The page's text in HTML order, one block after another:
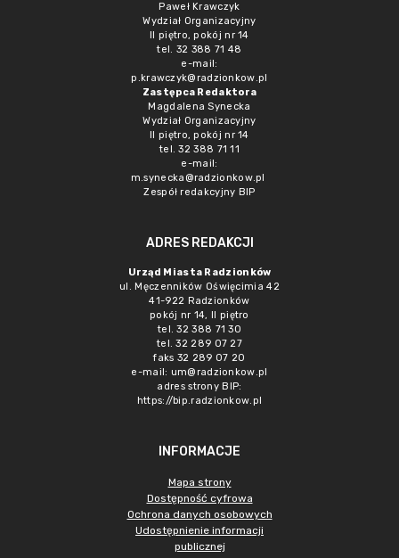
Paweł Krawczyk
Wydział Organizacyjny
II piętro, pokój nr 14
tel. 32 388 71 48
e-mail:
p.krawczyk@radzionkow.pl
Zastępca Redaktora
Magdalena Synecka
Wydział Organizacyjny
II piętro, pokój nr 14
tel. 32 388 71 11
e-mail:
m.synecka@radzionkow.pl
Zespół redakcyjny BIP
ADRES REDAKCJI
Urząd Miasta Radzionków
ul. Męczenników Oświęcimia 42
41-922 Radzionków
pokój nr 14, II piętro
tel. 32 388 71 30
tel. 32 289 07 27
faks 32 289 07 20
e-mail: um@radzionkow.pl
adres strony BIP:
https://bip.radzionkow.pl
INFORMACJE
Mapa strony
Dostępność cyfrowa
Ochrona danych osobowych
Udostępnienie informacji
publicznej